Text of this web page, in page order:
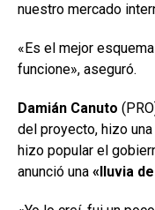
nuestro mercado
«Es el mejor
funcione», aseguró.
Damián Canuto
del proyecto, hizo
hizo popular el
anunció una «lluvia